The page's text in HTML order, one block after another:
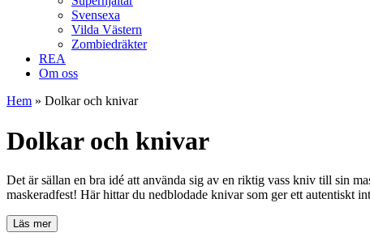
Svensexa
Vilda Västern
Zombiedräkter
REA
Om oss
Hem » Dolkar och knivar
Dolkar och knivar
Det är sällan en bra idé att använda sig av en riktig vass kniv till sin
maskeradfest! Här hittar du nedblodade knivar som ger ett autentiskt
Läs mer